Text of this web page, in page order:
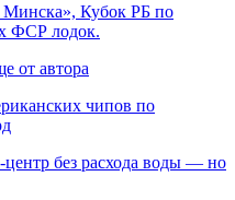
Минска», Кубок РБ по
ФСР лодок.
от автора
чипов по
центр без расхода воды — но